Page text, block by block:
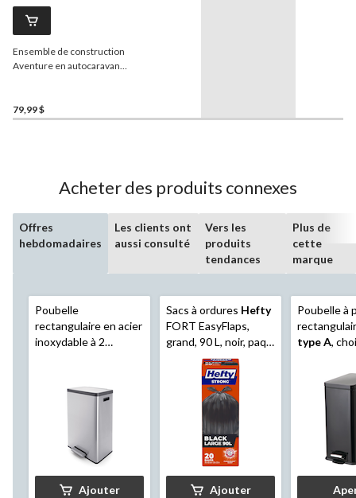
Ensemble de construction
Aventure en autocaravane
+
79,99 $
Acheter des produits connexes
Offres
hebdomadaires
Les clients ont
aussi consulté
Vers les
produits
tendances
Plus de
cette
marque
Poubelle
rectangulaire en acier
inoxydable à 2
Ajouter
Sacs à ordures Hefty
FORT EasyFlaps,
grand, 90 L, noir, paq.
Ajouter
Poubelle à
type A,